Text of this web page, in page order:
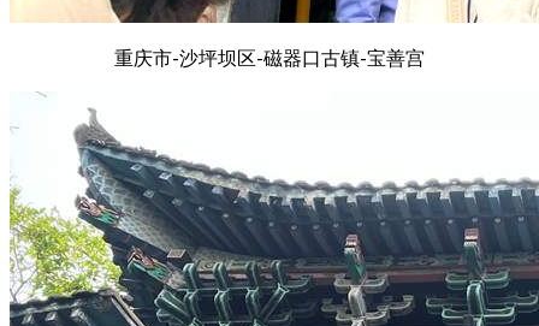
重庆市-沙坪坝区-磁器口古镇-宝善宫